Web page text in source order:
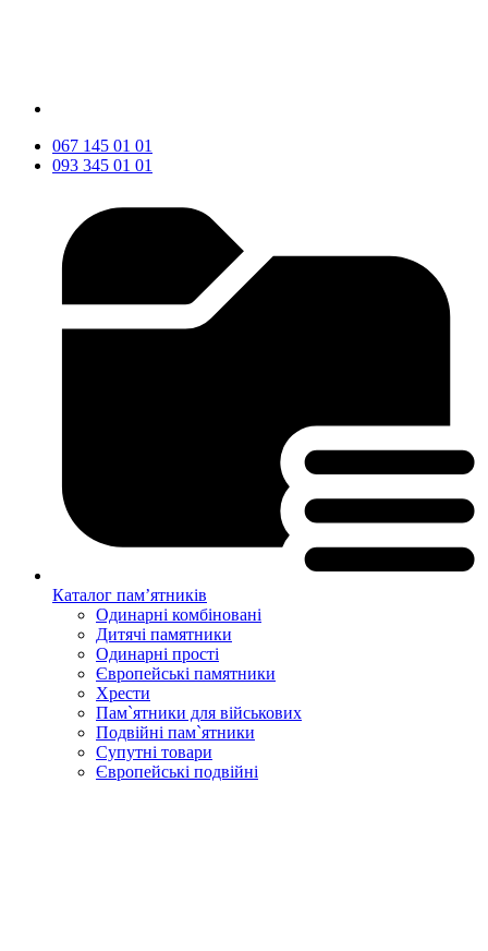
067 145 01 01
093 345 01 01
Каталог пам’ятників
Одинарні комбіновані
Дитячі памятники
Одинарні прості
Європейські памятники
Хрести
Пам`ятники для військових
Подвійні пам`ятники
Супутні товари
Європейські подвійні